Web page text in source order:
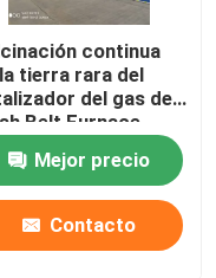
continua
tierra rara del
del gas de
Belt Furnace
Natural
Mejor precio
Contacto